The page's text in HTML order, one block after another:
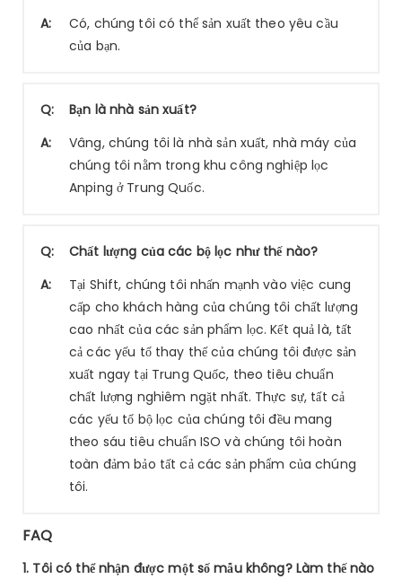
A:
Có, chúng tôi có thể sản xuất theo yêu cầu
của bạn.
Q:
Bạn là nhà sản xuất?
A:
Vâng, chúng tôi là nhà sản xuất, nhà máy của
chúng tôi nằm trong khu công nghiệp lọc
Anping ở Trung Quốc.
Q:
Chất lượng của các bộ lọc như thế nào?
A:
Tại Shift, chúng tôi nhấn mạnh vào việc cung
cấp cho khách hàng của chúng tôi chất lượng
cao nhất của các sản phẩm lọc. Kết quả là, tất
cả các yếu tố thay thế của chúng tôi được sản
xuất ngay tại Trung Quốc, theo tiêu chuẩn
chất lượng nghiêm ngặt nhất. Thực sự, tất cả
các yếu tố bộ lọc của chúng tôi đều mang
theo sáu tiêu chuẩn ISO và chúng tôi hoàn
toàn đảm bảo tất cả các sản phẩm của chúng
tôi.
FAQ
1. Tôi có thể nhận được một số mẫu không? Làm thế nào